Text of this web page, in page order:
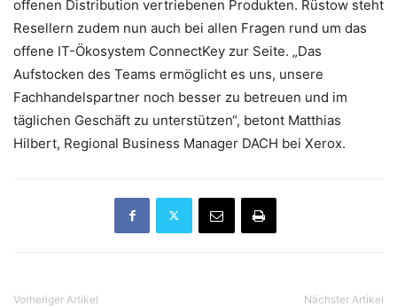
offenen Distribution vertriebenen Produkten. Rüstow steht
Resellern zudem nun auch bei allen Fragen rund um das
offene IT-Ökosystem ConnectKey zur Seite. „Das
Aufstocken des Teams ermöglicht es uns, unsere
Fachhandelspartner noch besser zu betreuen und im
täglichen Geschäft zu unterstützen“, betont Matthias
Hilbert, Regional Business Manager DACH bei Xerox.
Vorheriger Artikel Nächster Artikel